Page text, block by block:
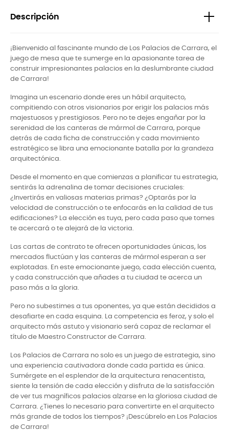
Descripción
¡Bienvenido al fascinante mundo de Los Palacios de Carrara, el
juego de mesa que te sumerge en la apasionante tarea de
construir impresionantes palacios en la deslumbrante ciudad
de Carrara!
Imagina un escenario donde eres un hábil arquitecto,
compitiendo con otros visionarios por erigir los palacios más
majestuosos y prestigiosos. Pero no te dejes engañar por la
serenidad de las canteras de mármol de Carrara, porque
detrás de cada ficha de construcción y cada movimiento
estratégico se libra una emocionante batalla por la grandeza
arquitectónica.
Desde el momento en que comienzas a planificar tu estrategia,
sentirás la adrenalina de tomar decisiones cruciales:
¿Invertirás en valiosas materias primas? ¿Optarás por la
velocidad de construcción o te enfocarás en la calidad de tus
edificaciones? La elección es tuya, pero cada paso que tomes
te acercará o te alejará de la victoria.
Las cartas de contrato te ofrecen oportunidades únicas, los
mercados fluctúan y las canteras de mármol esperan a ser
explotadas. En este emocionante juego, cada elección cuenta,
y cada construcción que añades a tu ciudad te acerca un
paso más a la gloria.
Pero no subestimes a tus oponentes, ya que están decididos a
desafiarte en cada esquina. La competencia es feroz, y solo el
arquitecto más astuto y visionario será capaz de reclamar el
título de Maestro Constructor de Carrara.
Los Palacios de Carrara no solo es un juego de estrategia, sino
una experiencia cautivadora donde cada partida es única.
Sumérgete en el esplendor de la arquitectura renacentista,
siente la tensión de cada elección y disfruta de la satisfacción
de ver tus magníficos palacios alzarse en la gloriosa ciudad de
Carrara. ¿Tienes lo necesario para convertirte en el arquitecto
más grande de todos los tiempos? ¡Descúbrelo en Los Palacios
de Carrara!